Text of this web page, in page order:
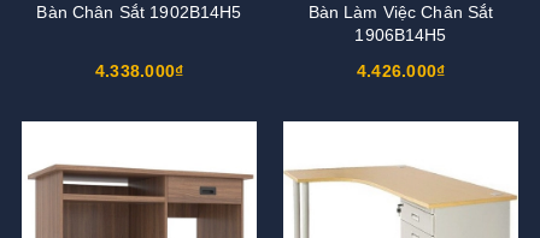
Bàn Chân Sắt 1902B14H5
4.338.000₫
Bàn Làm Việc Chân Sắt
1906B14H5
4.426.000₫